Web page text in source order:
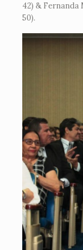
42) & Fernanda
50).